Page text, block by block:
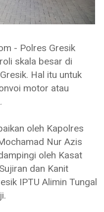
- Polres Gresik
skala besar di
Hal itu untuk
motor atau
oleh Kapolres
Nur Azis
oleh Kasat
dan Kanit
IPTU Alimin Tungal